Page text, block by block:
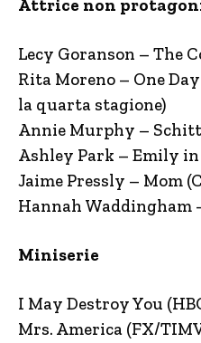
Attrice non
Lecy Goranson – The
Rita Moreno – One
la quarta stagione)
Annie Murphy –
Ashley Park – Emily
Jaime Pressly – Mom
Hannah Waddingham
Miniserie
I May Destroy You
Mrs. America (FX/